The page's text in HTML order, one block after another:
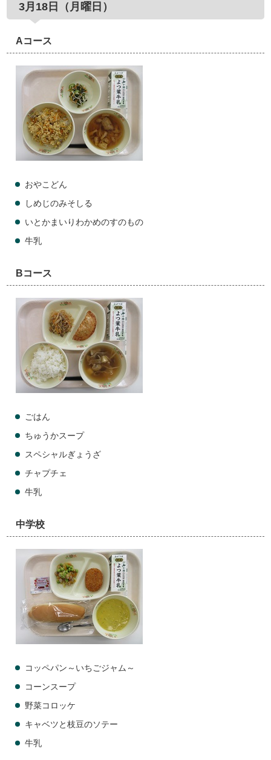
3月18日（月曜日）
Aコース
おやこどん
しめじのみそしる
いとかまいりわかめのすのもの
牛乳
Bコース
ごはん
ちゅうかスープ
スペシャルぎょうざ
チャプチェ
牛乳
中学校
コッペパン～いちごジャム～
コーンスープ
野菜コロッケ
キャベツと枝豆のソテー
牛乳